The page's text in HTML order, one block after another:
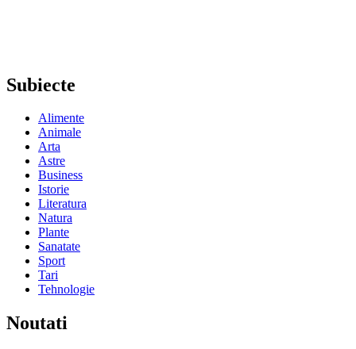
Subiecte
Alimente
Animale
Arta
Astre
Business
Istorie
Literatura
Natura
Plante
Sanatate
Sport
Tari
Tehnologie
Noutati